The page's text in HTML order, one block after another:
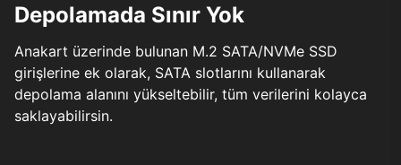
Depolamada Sınır Yok
Anakart üzerinde bulunan M.2 SATA/NVMe SSD
girişlerine ek olarak, SATA slotlarını kullanarak
depolama alanını yükseltebilir, tüm verilerini kolayca
saklayabilirsin.